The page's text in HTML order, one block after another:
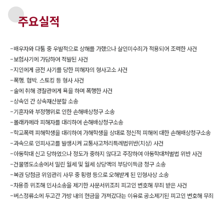
주요실적
-배우자와 다툼 중 우발적으로 상해를 가했으나 살인미수죄가 적용되어 조력한 사건
-보험사기에 가담하여 적발된 사건
-지인에게 금전 사기를 당한 피해자의 형사고소 사건
-폭행, 협박, 스토킹 등 형사 사건
-술에 취해 경찰관에게 욕을 하며 폭행한 사건
-상속인 간 상속재산분할 소송
-기혼자와 부정행위로 인한 손해배상청구 소송
-몰래카메라 피해자를 대리하여 손해배상청구소송
-학교폭력 피해학생을 대리하여 가해학생을 상대로 정신적 피해에 대한 손해배상청구소송
-과속으로 인피사고를 발생시켜 교통사고처리특례법위반(치상) 사건
-아동학대 신고 당하였으나 정도가 중하지 않다고 주장하여 아동학대처벌법 위반 사건
-건물명도소송에서 밀린 월세 및 월세 상당액의 부당이득금 청구 소송
-복권 당첨금 위임관리 사무 중 횡령 등으로 오해받게 된 민형사상 소송
-차용증 위조해 민사소송을 제기한 사문서위조죄 피고인 변호해 무죄 받은 사건
-버스정류소에 두고간 가방 내의 현금을 가져갔다는 이유로 공소제기된 피고인 변호해 무죄